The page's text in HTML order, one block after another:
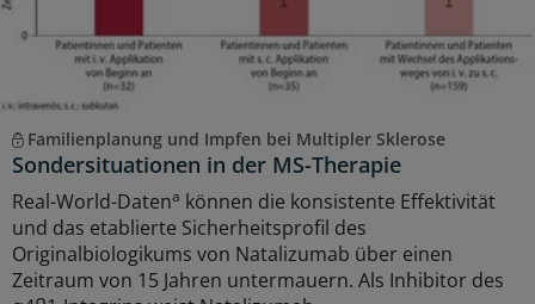
Familienplanung und Impfen bei Multipler Sklerose
Sondersituationen in der MS-Therapie
Real-World-Datena können die konsistente Effektivität
und das etablierte Sicherheitsprofil des
Originalbiologikums von Natalizumab über einen
Zeitraum von 15 Jahren untermauern. Als Inhibitor des